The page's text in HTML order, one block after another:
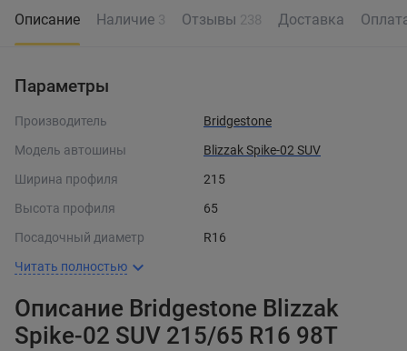
Описание Наличие 3 Отзывы 238 Доставка
Параметры
Производитель
Bridgestone
Модель автошины
Blizzak Spike-02 SUV
Ширина профиля
215
Высота профиля
65
Посадочный диаметр
R16
Читать полностью
Описание Bridgestone Blizzak
Spike-02 SUV 215/65 R16 98T